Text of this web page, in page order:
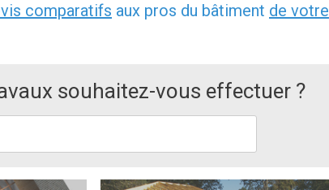
comparatifs aux pros du bâtiment de votre
souhaitez-vous effectuer ?